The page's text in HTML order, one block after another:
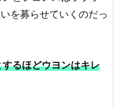
を募らせていくのだっ
るほどウヨンはキレ